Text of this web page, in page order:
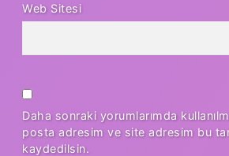
Web Sitesi
Daha sonraki yorumlarımda
posta adresim ve site adresim bu
kaydedilsin.